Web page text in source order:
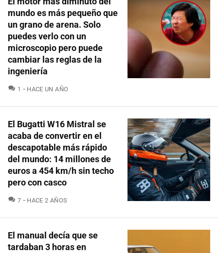
mundo es más pequeño que
un grano de arena. Solo
puedes verlo con un
microscopio pero puede
cambiar las reglas de la
ingeniería
1 COMENTARIOS
HACE UN AÑO
El Bugatti W16 Mistral se
acaba de convertir en el
descapotable más rápido
del mundo: 14 millones de
euros a 454 km/h sin techo
pero con casco
7 COMENTARIOS
HACE 2 AÑOS
El manual decía que se
tardaban 3 horas en